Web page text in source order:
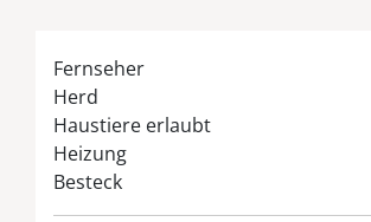
Fernseher
Herd
Haustiere erlaubt
Heizung
Besteck